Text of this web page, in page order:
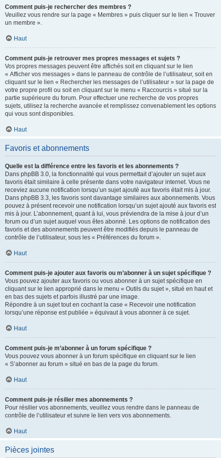
Comment puis-je rechercher des membres ?
Veuillez vous rendre sur la page « Membres » puis cliquer sur le lien « Trouver
un membre ».
Haut
Comment puis-je retrouver mes propres messages et sujets ?
Vos propres messages peuvent être affichés soit en cliquant sur le lien
« Afficher vos messages » dans le panneau de contrôle de l’utilisateur, soit en
cliquant sur le lien « Rechercher les messages de l’utilisateur » sur la page de
votre propre profil ou soit en cliquant sur le menu « Raccourcis » situé sur la
partie supérieure du forum. Pour effectuer une recherche de vos propres
sujets, utilisez la recherche avancée et remplissez convenablement les options
qui vous sont disponibles.
Haut
Favoris et abonnements
Quelle est la différence entre les favoris et les abonnements ?
Dans phpBB 3.0, la fonctionnalité qui vous permettait d’ajouter un sujet aux
favoris était similaire à celle présente dans votre navigateur internet. Vous ne
receviez aucune notification lorsqu’un sujet ajouté aux favoris était mis à jour.
Dans phpBB 3.3, les favoris sont davantage similaires aux abonnements. Vous
pouvez à présent recevoir une notification lorsqu’un sujet ajouté aux favoris est
mis à jour. L’abonnement, quant à lui, vous préviendra de la mise à jour d’un
forum ou d’un sujet auquel vous êtes abonné. Les options de notification des
favoris et des abonnements peuvent être modifiés depuis le panneau de
contrôle de l’utilisateur, sous les « Préférences du forum ».
Haut
Comment puis-je ajouter aux favoris ou m’abonner à un sujet spécifique ?
Vous pouvez ajouter aux favoris ou vous abonner à un sujet spécifique en
cliquant sur le lien approprié dans le menu « Outils du sujet », situé en haut et
en bas des sujets et parfois illustré par une image.
Répondre à un sujet tout en cochant la case « Recevoir une notification
lorsqu’une réponse est publiée » équivaut à vous abonner à ce sujet.
Haut
Comment puis-je m’abonner à un forum spécifique ?
Vous pouvez vous abonner à un forum spécifique en cliquant sur le lien
« S’abonner au forum » situé en bas de la page du forum.
Haut
Comment puis-je résilier mes abonnements ?
Pour résilier vos abonnements, veuillez vous rendre dans le panneau de
contrôle de l’utilisateur et suivre le lien vers vos abonnements.
Haut
Pièces jointes